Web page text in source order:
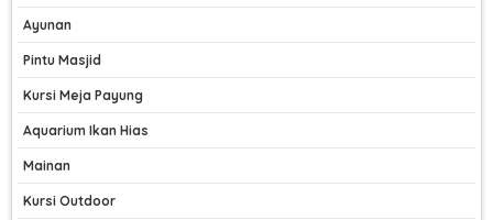
Ayunan
Pintu Masjid
Kursi Meja Payung
Aquarium Ikan Hias
Mainan
Kursi Outdoor